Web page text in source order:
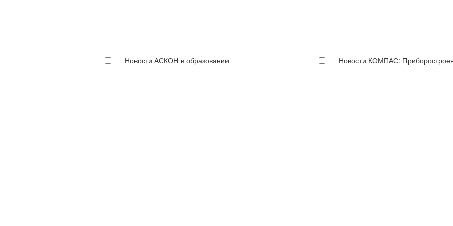
Новости АСКОН в образовании Новости КОМПАС: